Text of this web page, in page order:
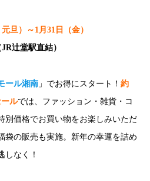
旦）～1月31日（金）
辻堂駅直結）
ール湘南 」でお得にスタート！ 約
ルでは、ファッション・雑貨・コ
別価格でお買い物をお楽しみいただ
袋の販売も実施。新年の幸運を詰め
しなく！